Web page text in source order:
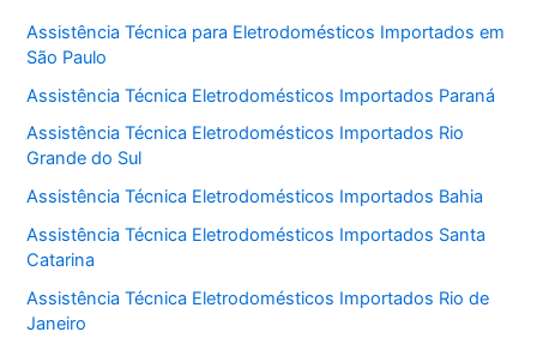
Assistência Técnica para Eletrodomésticos Importados em
São Paulo
Assistência Técnica Eletrodomésticos Importados Paraná
Assistência Técnica Eletrodomésticos Importados Rio
Grande do Sul
Assistência Técnica Eletrodomésticos Importados Bahia
Assistência Técnica Eletrodomésticos Importados Santa
Catarina
Assistência Técnica Eletrodomésticos Importados Rio de
Janeiro